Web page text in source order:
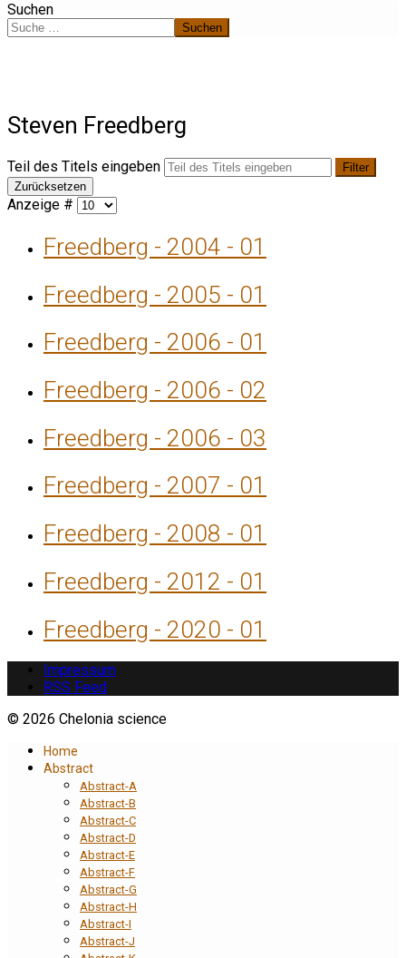
Suchen
Suchen
Steven Freedberg
Teil des Titels eingeben
Filter
Zurücksetzen
Anzeige #
Freedberg - 2004 - 01
Freedberg - 2005 - 01
Freedberg - 2006 - 01
Freedberg - 2006 - 02
Freedberg - 2006 - 03
Freedberg - 2007 - 01
Freedberg - 2008 - 01
Freedberg - 2012 - 01
Freedberg - 2020 - 01
Impressum
RSS Feed
© 2026 Chelonia science
Home
Abstract
Abstract-A
Abstract-B
Abstract-C
Abstract-D
Abstract-E
Abstract-F
Abstract-G
Abstract-H
Abstract-I
Abstract-J